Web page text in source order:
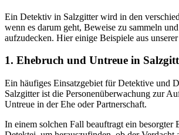
Ein Detektiv in Salzgitter wird in den
wenn es darum geht, Beweise zu sammeln
aufzudecken. Hier einige Beispiele aus
1. Ehebruch und Untreue in
Ein häufiges Einsatzgebiet für Detektive und
Salzgitter ist die Personenüberwachung zur
Untreue in der Ehe oder Partnerschaft.
In einem solchen Fall beauftragt ein besorgter